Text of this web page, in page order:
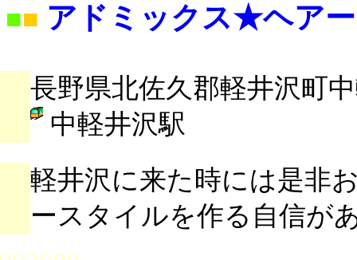
■■ アドミックス★ヘアー
長野県北佐久郡軽井沢町
中軽井沢駅
軽井沢に来た時には是非
ースタイルを作る自信が